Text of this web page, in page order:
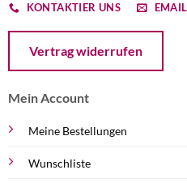
KONTAKTIER UNS EMAIL
Vertrag widerrufen
Mein Account
Meine Bestellungen
Wunschliste